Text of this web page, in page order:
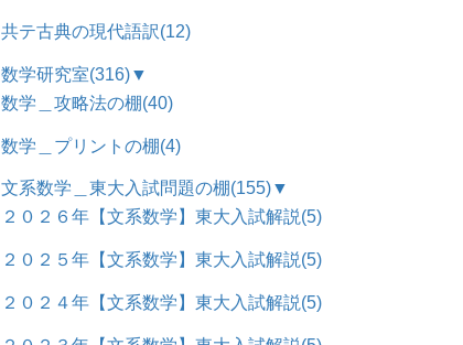
共テ古典の現代語訳(12)
数学研究室(316)▼
数学＿攻略法の棚(40)
数学＿プリントの棚(4)
文系数学＿東大入試問題の棚(155)▼
２０２６年【文系数学】東大入試解説(5)
２０２５年【文系数学】東大入試解説(5)
２０２４年【文系数学】東大入試解説(5)